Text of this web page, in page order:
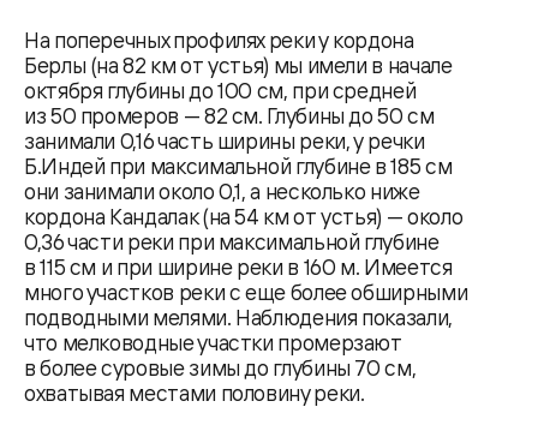
На поперечных профилях реки у кордона
Берлы (на 82 км от устья) мы имели в начале
октября глубины до 100 см, при средней
из 50 промеров — 82 см. Глубины до 50 см
занимали 0,16 часть ширины реки, у речки
Б.Индей при максимальной глубине в 185 см
они занимали около 0,1, а несколько ниже
кордона Кандалак (на 54 км от устья) — около
0,36 части реки при максимальной глубине
в 115 см и при ширине реки в 160 м. Имеется
много участков реки с еще более обширными
подводными мелями. Наблюдения показали,
что мелководные участки промерзают
в более суровые зимы до глубины 70 см,
охватывая местами половину реки.